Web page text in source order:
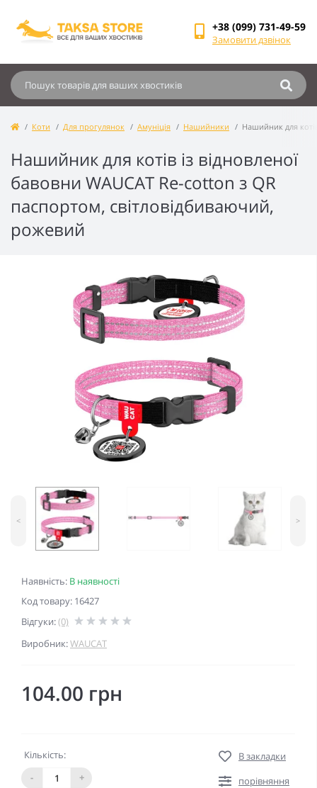
+38 (099) 731-49-59
Замовити дзвінок
Коти Для прогулянок Амуніція Нашийники Нашийник для
Нашийник для котів із відновленої
бавовни WAUCAT Re-cotton з QR
паспортом, світловідбиваючий,
рожевий
Наявність: В наявності
Код товару: 16427
Відгуки:(0)
Виробник:WAUCAT
< >
104.00 грн
Кількість:
-
+
В закладки
порівняння